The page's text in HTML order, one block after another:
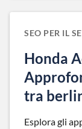
SEO PER IL
Honda
tra
Esplora gli